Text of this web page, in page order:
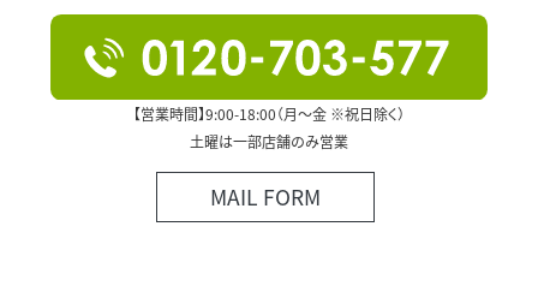
【営業時間】9:00-18:00（月～金 ※祝日除く）
土曜は一部店舗のみ営業
MAIL FORM